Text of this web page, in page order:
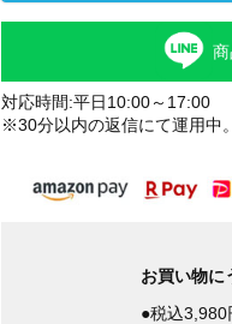
対応時間:平日10:00～17:00
※30分以内の返信にて運用中。
お買い物に
●税込